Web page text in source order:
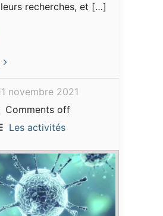
recherches, et […]
novembre 2021
Comments off
Les activités